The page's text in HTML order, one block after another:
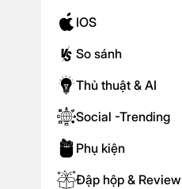
IOS
So sánh
Thủ thuật & AI
Social -Trending
Phụ kiện
Đập hộp & Review